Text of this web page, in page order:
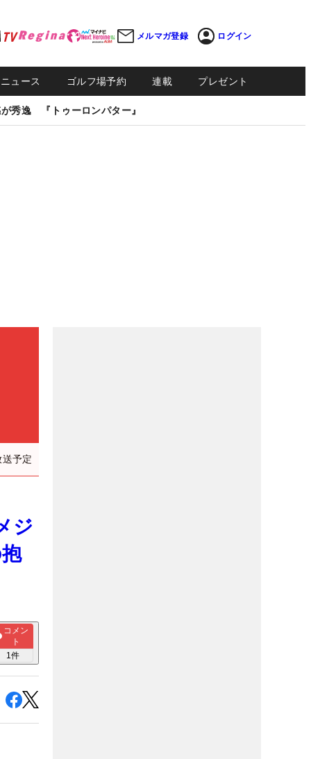
メルマガ登録 ログイン
ュース ゴルフ場予約 連載 プレゼント
秀逸 『トゥーロンパター』
予定
ジ
コメン
ト
1件